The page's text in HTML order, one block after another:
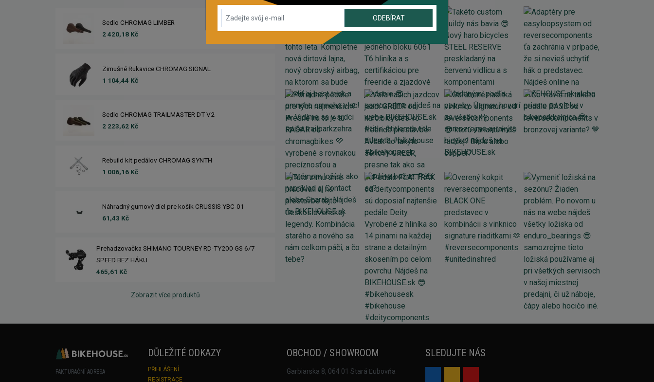
Sedlo CHROMAG LIMBER
2 420,18 Kč
Zimušné Rukavice CHROMAG SIGNAL
1 104,44 Kč
Sedlo CHROMAG TRAILMASTER DT V2
2 223,62 Kč
Rebuild kit pedálov CHROMAG SYNTH
1 006,16 Kč
Náhradný gumový diel pre košík CRUSSIS YBC-01
61,43 Kč
Prehadzovačka SHIMANO TOURNEY RD-TY200 GS 6/7
SPEED BEZ HÁKU
465,61 Kč
Zobrazit více produktů
FAKTURAČNÍ ADRESA
DŮLEŽITÉ ODKAZY
PŘIHLÁŠENÍ
REGISTRACE
OBCHOD / SHOWROOM
Garbiarska 8, 064 01 Stará Ľubovňa
SLEDUJTE NÁS
ODEBÍRAT